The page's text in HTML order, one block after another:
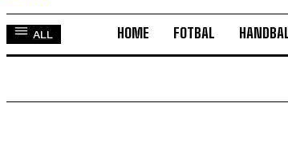
ALL HOME FOTBAL